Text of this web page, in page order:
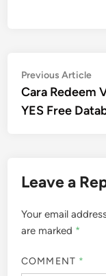
Post
navigation
Previous Article
Cara Redeem
YES Free
Leave a
Your email
are marked *
COMMENT *